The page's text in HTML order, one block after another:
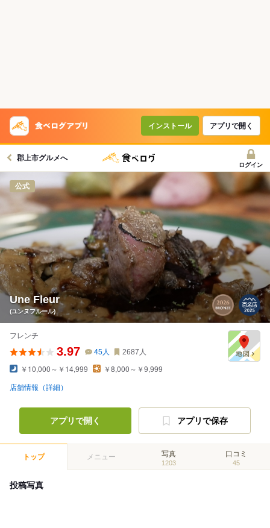
インストール アプリで開く
郡上市グルメへ
ログイン
公式
Une Fleur
(ユンヌフルール)
フレンチ
3.97 45人 2687 人
￥10,000～￥14,999 ￥8,000～￥9,999
店舗情報（詳細）
アプリで開く アプリで保存
トップ メニュー 写真
1203
口コミ
45
投稿写真